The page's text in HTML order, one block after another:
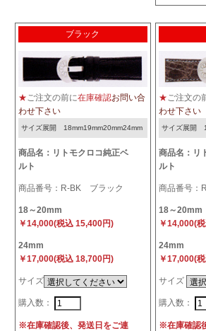
ブラック
★ ご注文の前に在庫確認お問い合
わせ下さい
サイズ展開 18mm19mm20mm24mm
商品名：リトモクロコ純正ベ
ルト
商品番号：R-BK ブラック
18～20mm
￥14,000(税込 15,400円)
24mm
￥17,000(税込 18,700円)
サイズ
購入数：
※在庫確認後、発送日をご連
★ ご注文の
わせ下さい
サイズ展開
商品名：リ
ルト
商品番号
18～20mm
￥14,000(
24mm
￥17,000(
サイズ
購入数：
※在庫確認